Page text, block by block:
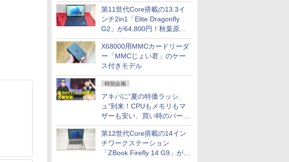
第11世代Core搭載の13.3イ
ンチ2in1「Elite Dragonfly
G2」が64,800円！秋葉原で
中古PCセール
X68000用MMCカードリーダ
ー「MMCじょい君」のケー
ス付きモデル
特別企画
アキバに“夏の特価ラッシ
ュ”到来！CPUもメモリもマ
ザーも安い、買い時のパーツ
は？【8月7日(金)22時配信】
第12世代Core搭載の14イン
チワークステーション
「ZBook Firefly 14 G9」が